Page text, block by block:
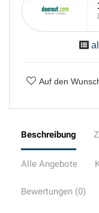
Auf den
Beschreibung
Alle Angebote
Bewertungen (0)